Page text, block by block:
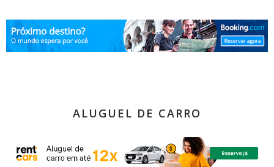
ALUGUEL DE CARRO